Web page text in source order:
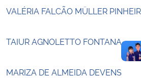
Gabinete de Segurança Institucional
Advocacia-Geral da União
Banco Central do Brasil
VALÉRIA FALCÃO MÜLLER
TAIUR AGNOLETTO FONTANA
MARIZA DE ALMEIDA DEVENS